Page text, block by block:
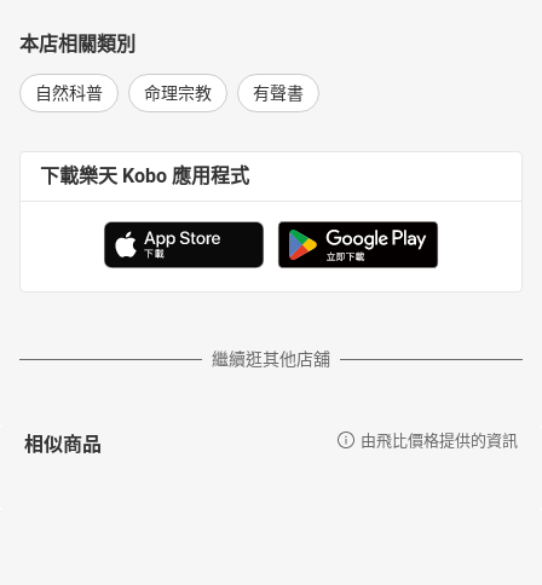
本店相關類別
自然科普 命理宗教 有聲書
下載樂天 Kobo 應用程式
繼續逛其他店舖
相似商品 由飛比價格提供的資訊